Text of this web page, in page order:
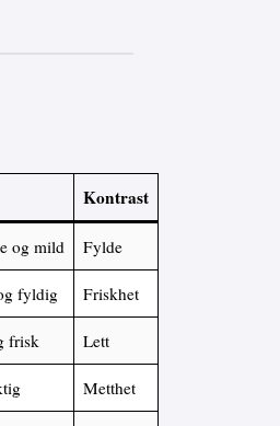
Kontrast
og mild Fylde
fyldig Friskhet
frisk Lett
Metthet